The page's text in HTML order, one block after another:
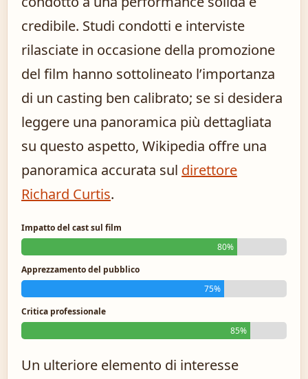
credibile. Studi condotti e interviste
rilasciate in occasione della promozione
del film hanno sottolineato l’importanza
di un casting ben calibrato; se si desidera
leggere una panoramica più dettagliata
su questo aspetto, Wikipedia offre una
panoramica accurata sul direttore
Richard Curtis.
Impatto del cast sul film
80%
Apprezzamento del pubblico
75%
Critica professionale
85%
Un ulteriore elemento di interesse